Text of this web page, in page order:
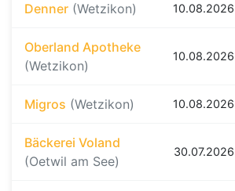
Denner (Wetzikon) 10.08.2026
Oberland Apotheke
(Wetzikon)
10.08.2026
Migros (Wetzikon) 10.08.2026
Bäckerei Voland
(Oetwil am See)
30.07.2026